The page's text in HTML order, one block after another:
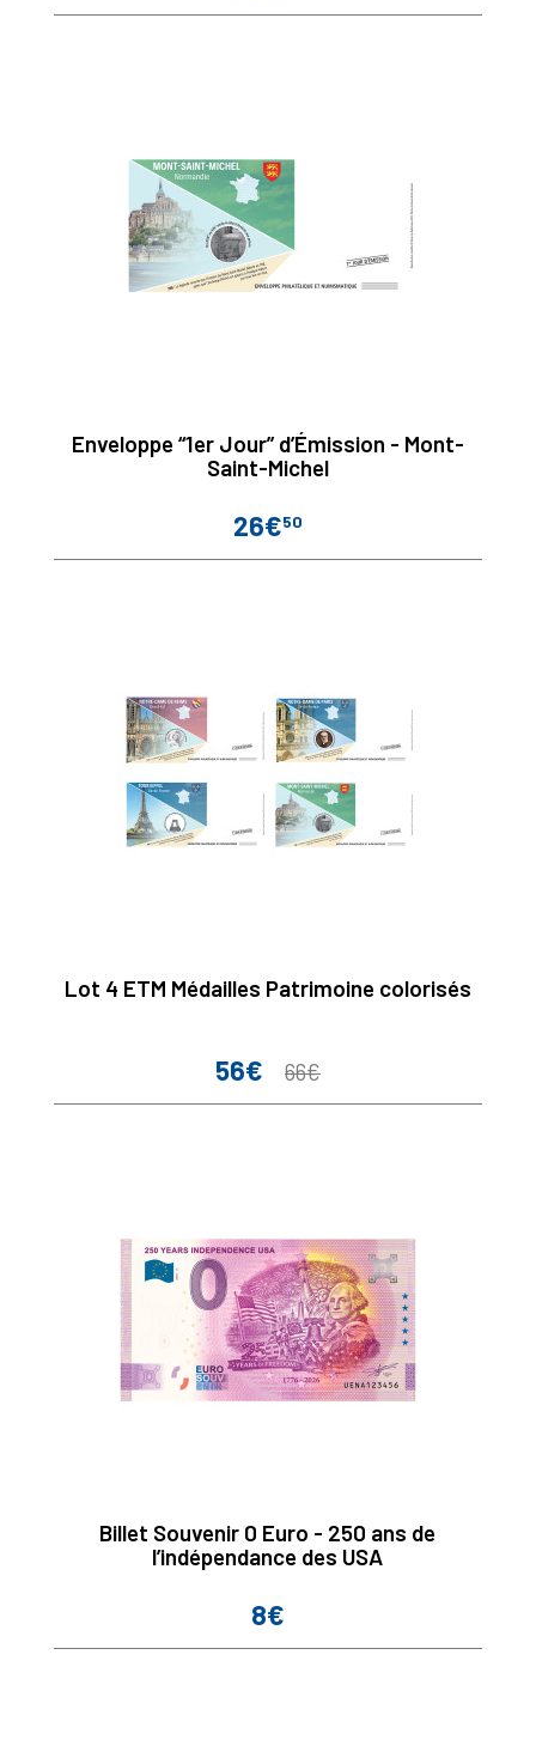
Enveloppe “1er Jour” d’Émission - Mont-
Saint-Michel
Prix
26€50
Lot 4 ETM Médailles Patrimoine colorisés
Prix
56€
Prix
66€
Billet Souvenir 0 Euro - 250 ans de
l’indépendance des USA
Prix
8€